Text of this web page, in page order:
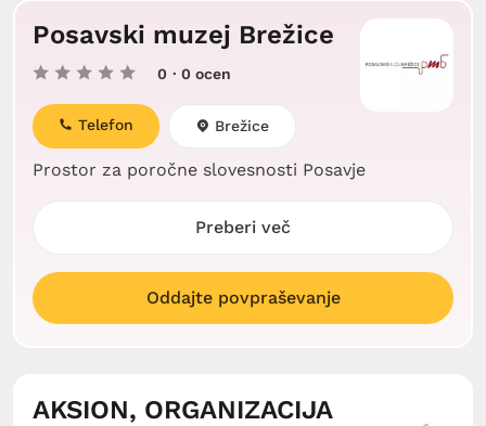
Posavski muzej Brežice
0 · 0 ocen
Prostor za poročne slovesnosti Posavje
Telefon Brežice
Preberi več
Oddajte povpraševanje
AKSION, ORGANIZACIJA